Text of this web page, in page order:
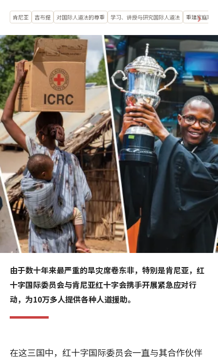
肯尼亚 吉布提 对国际人道法的尊重 学习、讲授与研究国际人道法 重建家庭联系
由于数十年来最严重的旱灾席卷东非，特别是肯尼亚，红
十字国际委员会与肯尼亚红十字会携手开展紧急应对行
动，为10万多人提供各种人道援助。
在这三国中，红十字国际委员会一直与其合作伙伴